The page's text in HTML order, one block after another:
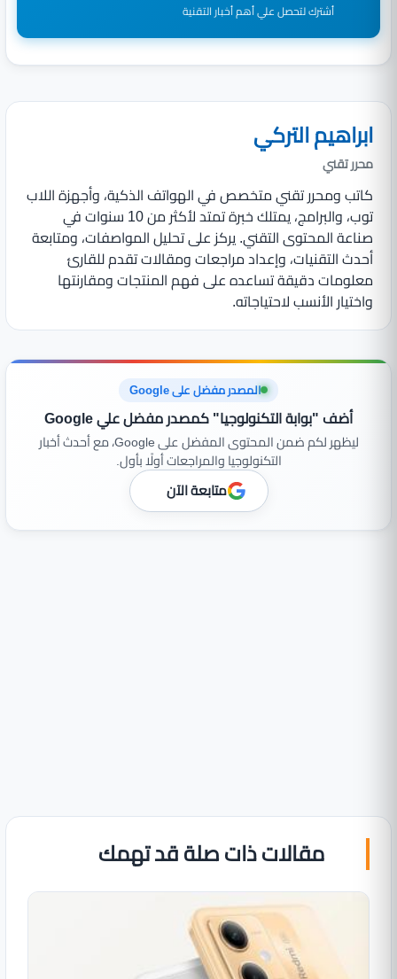
أشترك لتحصل علي أهم أخبار التقنية
ابراهيم التركي
محرر تقني
كاتب ومحرر تقني متخصص في الهواتف الذكية، وأجهزة اللاب
توب، والبرامج، يمتلك خبرة تمتد لأكثر من 10 سنوات في
صناعة المحتوى التقني. يركز على تحليل المواصفات، ومتابعة
أحدث التقنيات، وإعداد مراجعات ومقالات تقدم للقارئ
معلومات دقيقة تساعده على فهم المنتجات ومقارنتها
واختيار الأنسب لاحتياجاته.
المصدر مفضل على Google
أضف "بوابة التكنولوجيا" كمصدر مفضل علي Google
ليظهر لكم ضمن المحتوى المفضل على Google، مع أحدث أخبار
التكنولوجيا والمراجعات أولًا بأول.
متابعة الآن
مقالات ذات صلة قد تهمك